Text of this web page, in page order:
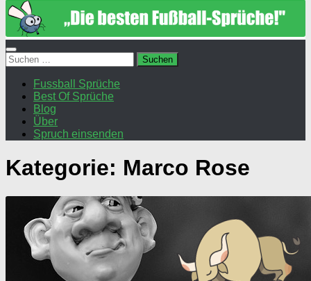
Suchen
nach:
Fussball Sprüche
Best Of Sprüche
Blog
Über
Spruch einsenden
Kategorie: Marco Rose